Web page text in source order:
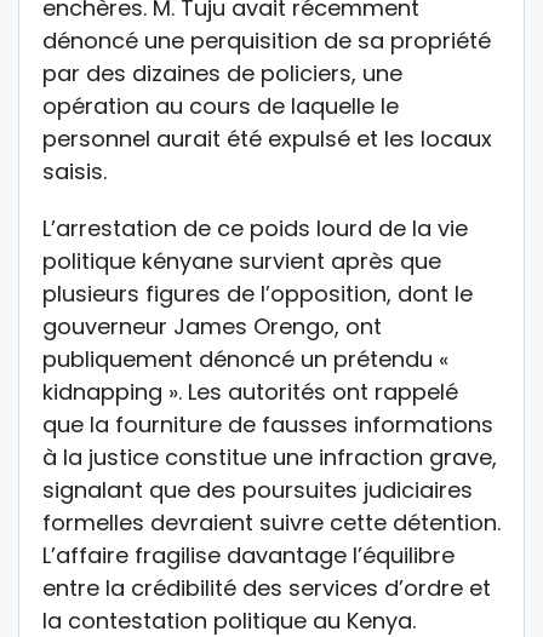
enchères. M. Tuju avait récemment
dénoncé une perquisition de sa propriété
par des dizaines de policiers, une
opération au cours de laquelle le
personnel aurait été expulsé et les locaux
saisis.
L’arrestation de ce poids lourd de la vie
politique kényane survient après que
plusieurs figures de l’opposition, dont le
gouverneur James Orengo, ont
publiquement dénoncé un prétendu «
kidnapping ». Les autorités ont rappelé
que la fourniture de fausses informations
à la justice constitue une infraction grave,
signalant que des poursuites judiciaires
formelles devraient suivre cette détention.
L’affaire fragilise davantage l’équilibre
entre la crédibilité des services d’ordre et
la contestation politique au Kenya.